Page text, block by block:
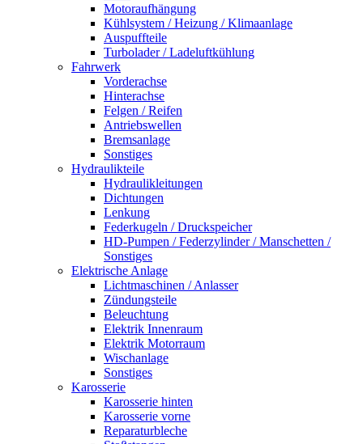
Motoraufhängung
Kühlsystem / Heizung / Klimaanlage
Auspuffteile
Turbolader / Ladeluftkühlung
Fahrwerk
Vorderachse
Hinterachse
Felgen / Reifen
Antriebswellen
Bremsanlage
Sonstiges
Hydraulikteile
Hydraulikleitungen
Dichtungen
Lenkung
Federkugeln / Druckspeicher
HD-Pumpen / Federzylinder / Manschetten /
Sonstiges
Elektrische Anlage
Lichtmaschinen / Anlasser
Zündungsteile
Beleuchtung
Elektrik Innenraum
Elektrik Motorraum
Wischanlage
Sonstiges
Karosserie
Karosserie hinten
Karosserie vorne
Reparaturbleche